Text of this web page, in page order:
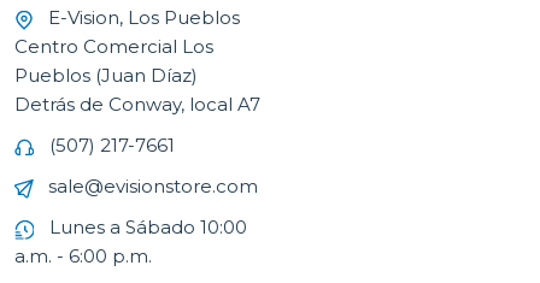
E-Vision, Los Pueblos
Centro Comercial Los
Pueblos (Juan Díaz)
Detrás de Conway, local A7
(507) 217-7661
sale@evisionstore.com
Lunes a Sábado 10:00
a.m. - 6:00 p.m.